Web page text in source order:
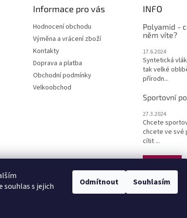
s jejich
Odmítnout Souhlasím
Informace pro vás
Hodnocení obchodu
Výměna a vrácení zboží
Kontakty
Doprava a platba
Obchodní podmínky
Velkoobchod
INFO
Polyamid -
něm víte?
17.6.2024
Syntetická
tak velké
přírodn...
Sportovní
27.3.2024
Chcete
chcete ve své
cítit ...
Syvela - spodní prádlo